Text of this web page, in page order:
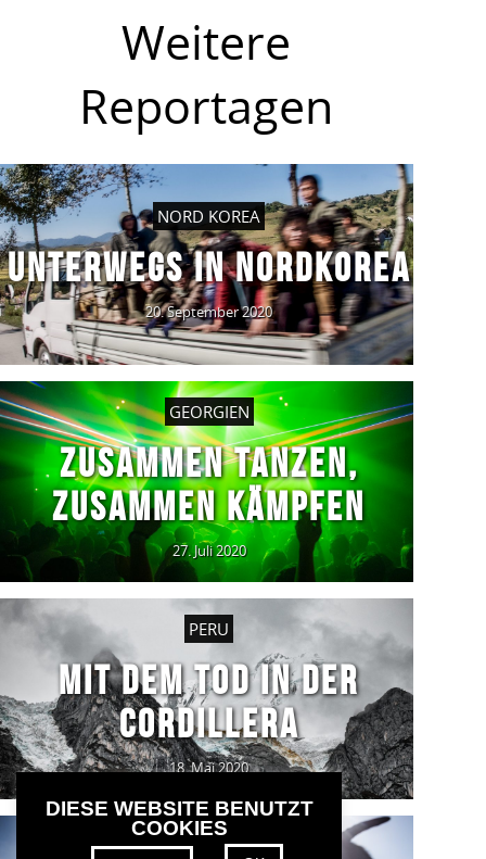
Weitere
Reportagen
NORD KOREA
UNTERWEGS IN NORDKOREA
20. September 2020
GEORGIEN
ZUSAMMEN TANZEN,
ZUSAMMEN KÄMPFEN
27. Juli 2020
PERU
MIT DEM TOD IN DER
CORDILLERA
18. Mai 2020
BULGARIEN
DIESE WEBSITE BENUTZT
COOKIES